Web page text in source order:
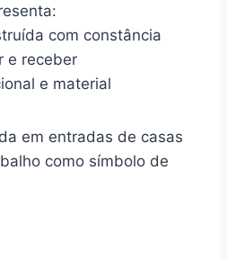
com constância
e receber
e material
em entradas de casas
como símbolo de